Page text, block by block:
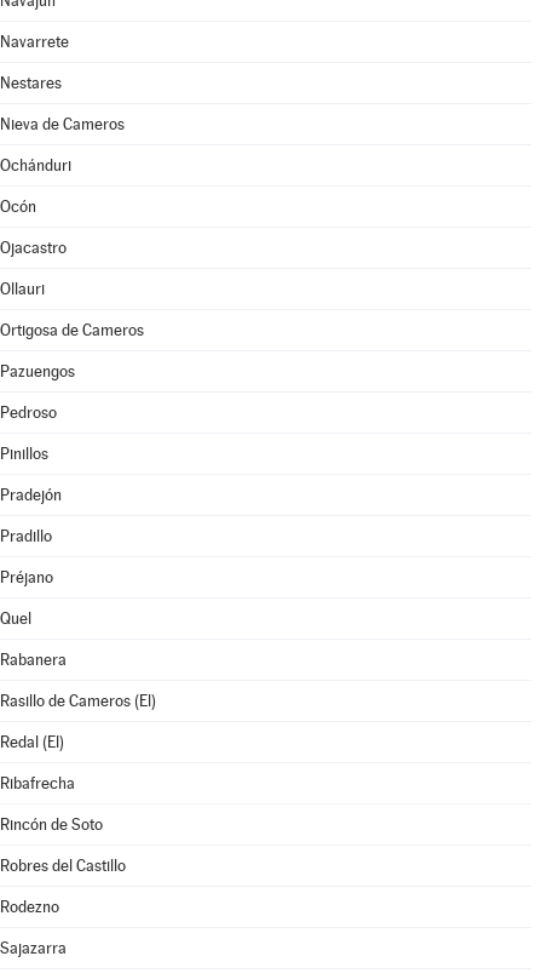
Navarrete
Nestares
Nieva de Cameros
Ochánduri
Ocón
Ojacastro
Ollauri
Ortigosa de Cameros
Pazuengos
Pedroso
Pinillos
Pradejón
Pradillo
Préjano
Quel
Rabanera
Rasillo de Cameros (El)
Redal (El)
Ribafrecha
Rincón de Soto
Robres del Castillo
Rodezno
Sajazarra